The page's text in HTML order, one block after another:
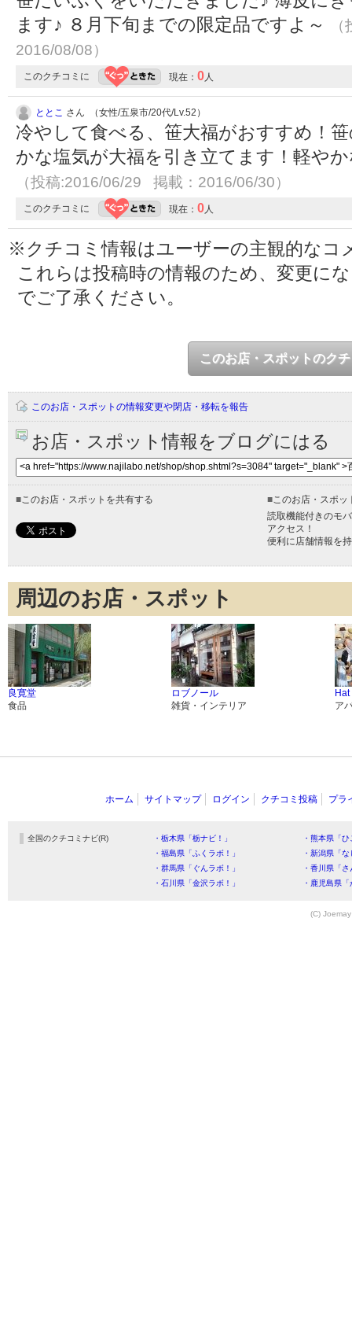
ます♪ ８月下旬までの限定品ですよ～
2016/08/08）
このクチコミに 現在： 0 人
ととこ さん （女性/五泉市/20代/Lv.52）
冷やして食べる、笹大福がおすすめ！
かな塩気が大福を引き立てます！軽や
（投稿:2016/06/29 掲載：2016/06/30）
このクチコミに 現在： 0 人
※クチコミ情報はユーザーの主観的なコ
これらは投稿時の情報のため、変更に
でご了承ください。
このお店・スポットのク
このお店・スポットの情報変更や閉店・移転を報告
お店・スポット情報をブログにはる
■ このお店・スポットを共有する ■ このお店・スポ
読取機能付きのモ
アクセス！
便利に店舗情報を
周辺のお店・スポット
良寛堂
食品
ロブノール
雑貨・インテリア
Hat
ア
ホーム サイトマップ ログイン クチコミ投稿 プラ
全国のクチコミナビ(R) ・栃木県「栃ナビ！」
・熊本県「
・福島県「ふくラボ！」
・新潟県「
・群馬県「ぐんラボ！」
・香川県「
・石川県「金沢ラボ！」
・鹿児島県
(C)